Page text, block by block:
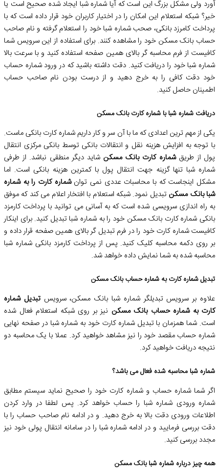
آورد ولی مشکل بزرگ این است که آیا شماره شبا ایجاد شده صحیح است یا
خیر؟ شبکه استعلام این امکان را در اختیار کاربران خود قرار داده است که با
پرداخت کامرزد بانکی، صحب شماره شبا خود را استعلام گرفته و نام صاحب
حساب بانک مسکن خود را مشاهده کنند. برای استفاده از این سرویس شما
کافیست از فرم محاسبه گر بالای همین صفحه استفاده کنید و با سرعت بالا
شماره شبا خود را دریافت کنید. دقت داشته باشید که در ورود شماره حساب
خود دقت کافی را به خرج دهید و از درست بودن نام صاحب حساب
اطمینان حاصل کنید.
دریافت شماره شبا با شماره کارت بانک مسکن
یکی از مهم ترین اعدادی که ما با آن سر و کار داریم شماره کارت بانکی ماست.
با توجه به افزایش هزینه نقل و انتقالات بانکی توسط بانکی مرکزی انتقال
پول از طریقشماره کارت بانک مسکن شاید دیگر منطقی نباشد. از طرفی
شماره شبا تنها گزینه جهت انتقال پول با کمترین هزینه بانکی است. اما
مشکل اینجاست که با محاسبات عددی نمی توانشماره کارت را به شماره
شبا بانک مسکن تبدیل نمود. شبکه استعلام با افتخار اعلام می کند که موفق
به راه اندازی سرویسی شده است که به آسانی می توانید با پرداخت کارمزد
بانکی شماره کارت بانک مسکن خود را به شماره شبا تبدیل کنید. برای اینکار
کافیست شماره کارت خود را در فرم تبدیل گر بالای همین صفحه قرار داده و
بر روی دکمه محاسبه کلیک کنید. پس از پرداخت کارمزد بانکی شماره شبا
محاسبه شده به شما نمایش داده خواهد شد.
تبدیل شماره کارت به شماره حساب بانک مسکن
علاوه بر سرویس تبدیلگر شماره شبا بانک مسکن، سرویستبدیل شماره
کارت به شماره حساب بانک مسکن نیز بر روی شبکه استعلام فعال شده
است. شما همزمان با تبدیل شماره کارت خود به شماره شبا در صفحه نهایی
شماره حساب مقصد خود را نیز مشاهد خواهید کرد. عملا با یک محاسبه دو
نتیجه دریافت خواهید کرد.
شماره شبا محاسبه شده فعال می باشد؟
اگر شما شماره حساب و شماره کارت خود را صحیح نماید سیستم مطابق
شماره ورودی شماره شبا را حساب خواهد کرد. پس لطفا در وارد کردن
اطلاعات ورودی دقت بالا به خرج دهید. و در ادامه نام صاحب حساب را با
دقت بررسی فرمایید و در ادامه شماره شبا را در سامانه انتقال پولی خود نیز
مجدد بررسی کنید.
همه چیز درباره شماره شبا بانک مسکن